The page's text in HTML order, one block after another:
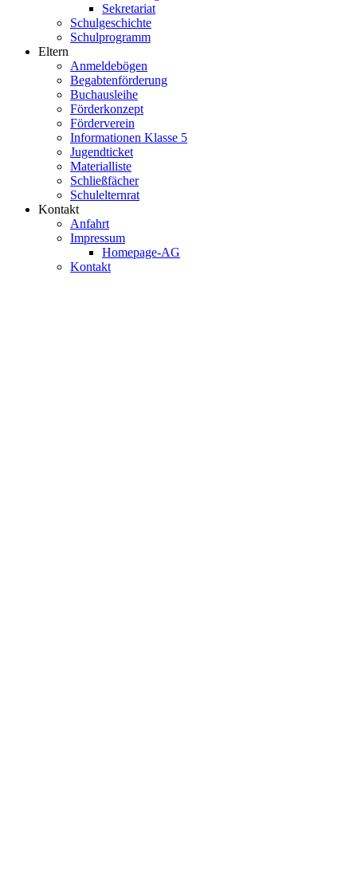
Sekretariat
Schulgeschichte
Schulprogramm
Eltern
Anmeldebögen
Begabtenförderung
Buchausleihe
Förderkonzept
Förderverein
Informationen Klasse 5
Jugendticket
Materialliste
Schließfächer
Schulelternrat
Kontakt
Anfahrt
Impressum
Homepage-AG
Kontakt